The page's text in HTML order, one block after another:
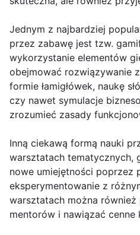
Jednym z najbardziej
przez zabawę jest tzw.
wykorzystanie elementów
obejmować rozwiązywanie
formie łamigłówek, naukę
czy nawet symulacje
zrozumieć zasady
Inną ciekawą formą nauki
warsztatach tematycznych,
nowe umiejętności poprzez
eksperymentowanie z
warsztatach można
mentorów i nawiązać